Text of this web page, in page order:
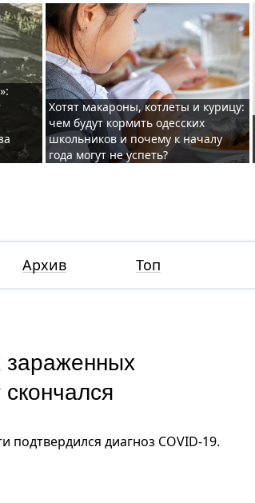
Хотят макароны, котлеты и курицу:
чем будут кормить одесских
школьников и почему к началу
года могут не успеть?
Архив Топ
зараженных
подтвердился диагноз COVID-19.